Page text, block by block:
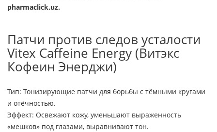
pharmaclick.uz.
Патчи против следов усталости
Vitex Caffeine Energy (Витэкс
Кофеин Энерджи)
Тип: Тонизирующие патчи для борьбы с тёмными кругами
и отёчностью.
Эффект: Освежают кожу, уменьшают выраженность
«мешков» под глазами, выравнивают тон.